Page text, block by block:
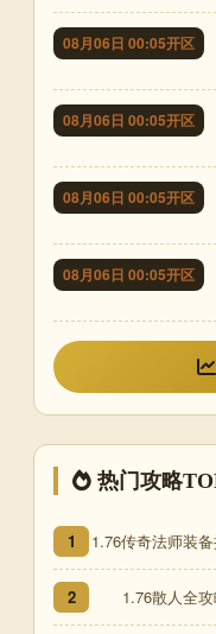
08月06日 00:05开区
08月06日 00:05开区
08月06日 00:05开区
08月06日 00:05开区
热门攻略
1 1.76传奇法师装
2 1.76散人全